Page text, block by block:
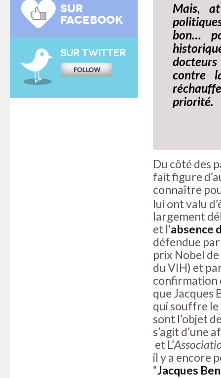
Mais,
bon…
contre
priorité.
Du côté des
fait figure
connaître
lui ont valu
largement
et l’absence
défendue
prix Nobel
du VIH) et
confirmation
que Jacques
qui souffre le
sont l’objet
s’agit d’une
et L’
il y a encore
“Jacques
SUR
FACEBOOK
SUR TWITTER